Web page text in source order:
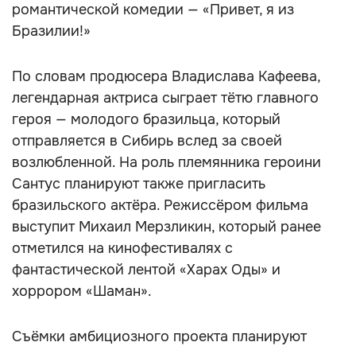
романтической комедии — «Привет, я из
Бразилии!»
По словам продюсера Владислава Кафеева,
легендарная актриса сыграет тётю главного
героя — молодого бразильца, который
отправляется в Сибирь вслед за своей
возлюбленной. На роль племянника героини
Сантус планируют также пригласить
бразильского актёра. Режиссёром фильма
выступит Михаил Мерзликин, который ранее
отметился на кинофестивалях с
фантастической лентой «Харах Оды» и
хоррором «Шаман».
Съёмки амбициозного проекта планируют